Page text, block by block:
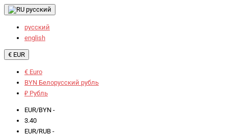
русский
русский
english
€ EUR
€ Euro
BYN Белорусский рубль
₽ Рубль
EUR/BYN -
3.40
EUR/RUB -